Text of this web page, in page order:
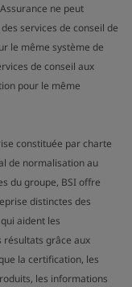
ne peut
services de conseil de
le même système de
de conseil aux
pour le même
constituée par charte
de normalisation au
du groupe, BSI offre
distinctes des
aident les
grâce aux
la certification, les
les informations